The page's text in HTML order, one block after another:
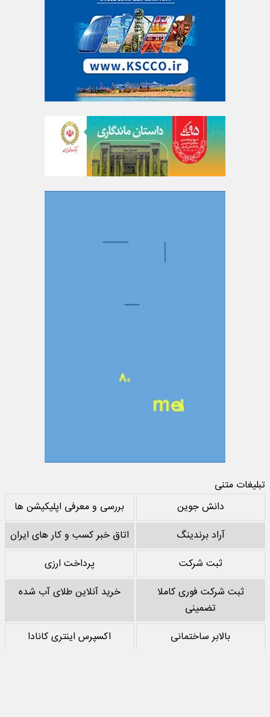
تبلیغات متنی
دانش جوین
بررسی و معرفی اپلیکیشن ها
آراد برندینگ
اتاق خبر کسب و کار های ایران
ثبت شرکت
پرداخت ارزی
ثبت شرکت فوری کاملا
تضمینی
خرید آنلاین طلای آب شده
بالابر ساختمانی
اکسپرس اینتری کانادا